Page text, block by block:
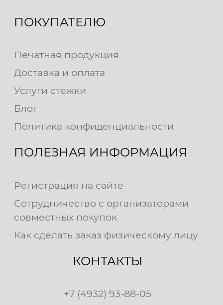
ПОКУПАТЕЛЮ
Печатная продукция
Доставка и оплата
Услуги стежки
Блог
Политика конфиденциальности
ПОЛЕЗНАЯ ИНФОРМАЦИЯ
Регистрация на сайте
Сотрудничество с организаторами
совместных покупок
Как сделать заказ физическому лицу
КОНТАКТЫ
+7 (4932) 93-88-05